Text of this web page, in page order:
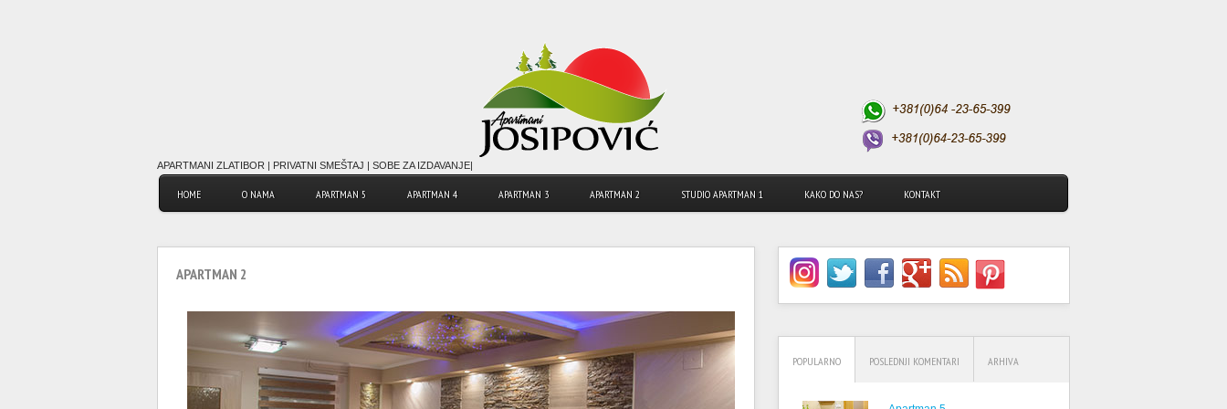
APARTMANI ZLATIBOR | PRIVATNI SMEŠTAJ | SOBE ZA IZDAVANJE|
HOME O NAMA APARTMAN 5 APARTMAN 4 APARTMAN 3 APARTMAN 2 STUDIO APARTMAN 1 KAKO DO NAS? KONTAKT
APARTMAN 2
POPULARNO POSLEDNJI KOMENTARI ARHIVA